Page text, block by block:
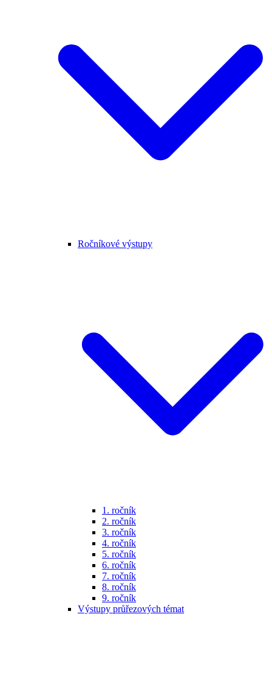
Ročníkové výstupy
1. ročník
2. ročník
3. ročník
4. ročník
5. ročník
6. ročník
7. ročník
8. ročník
9. ročník
Výstupy průřezových témat